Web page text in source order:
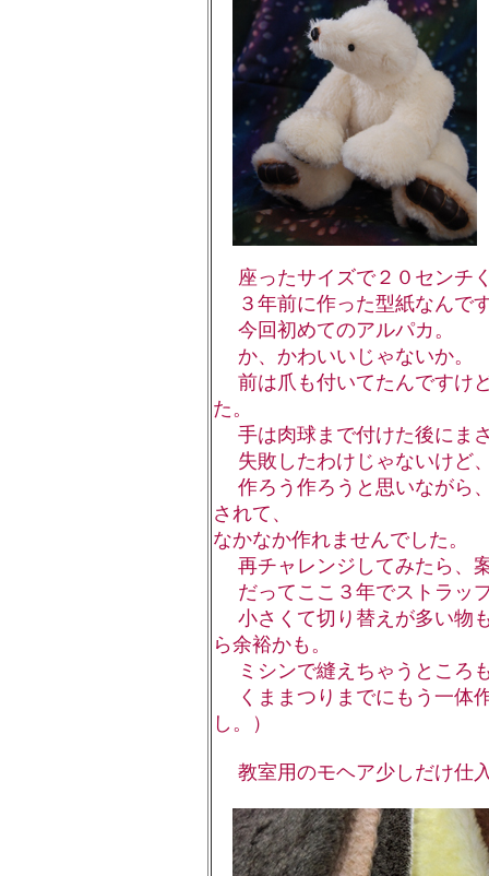
座ったサイズで２０センチ
３年前に作った型紙なんで
今回初めてのアルパカ。
か、かわいいじゃないか。
前は爪も付いてたんですけ
た。
手は肉球まで付けた後にま
失敗したわけじゃないけど
作ろう作ろうと思いながら
されて、
なかなか作れませんでした。
再チャレンジしてみたら、
だってここ３年でストラッ
小さくて切り替えが多い物
ら余裕かも。
ミシンで縫えちゃうところ
くままつりまでにもう一体
し。）
教室用のモヘア少しだけ仕